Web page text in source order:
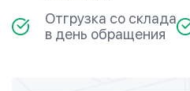
Отгрузка со склада
в день обращения